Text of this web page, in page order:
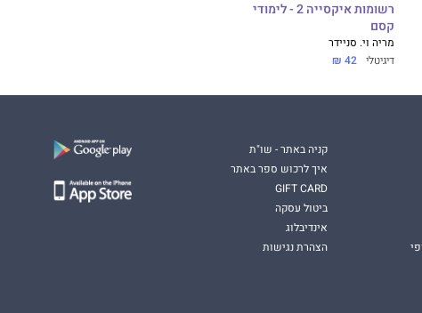
רשומות איקסייה 2 - לימודי
קסם
מריה וי. סניידר
דיגיטלי 42 ₪
קניה באתר - שו"ת
איך לרכוש ספר באתר
GIFT CARD
ביטול עסקה
אינדיבלוג
הצהרת נגישות